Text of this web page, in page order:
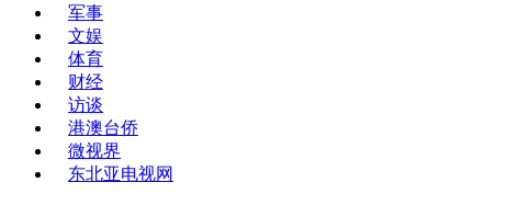
军事
文娱
体育
财经
访谈
港澳台侨
微视界
东北亚电视网